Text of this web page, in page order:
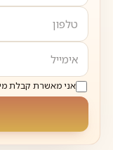
אני מאשרת קבלת